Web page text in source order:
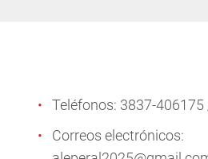
Teléfonos: 3837-
Correos electrónicos: